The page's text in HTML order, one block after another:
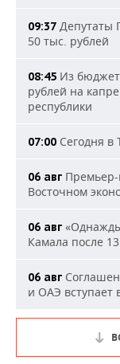
09:37 Депутаты
50 тыс. рублей
08:45 Из
рублей на
республики
07:00 Сегодня в
06 авг
Восточном
06 авг
Камала после
06 авг
и ОАЭ вступает